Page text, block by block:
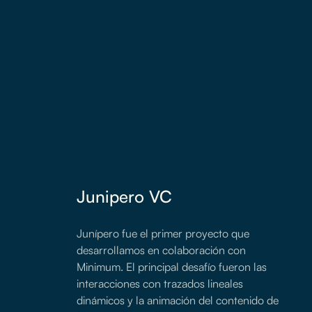
Junipero VC
Junípero fue el primer proyecto que
desarrollamos en colaboración con
Minimum. El principal desafío fueron las
interacciones con trazados lineales
dinámicos y la animación del contenido de